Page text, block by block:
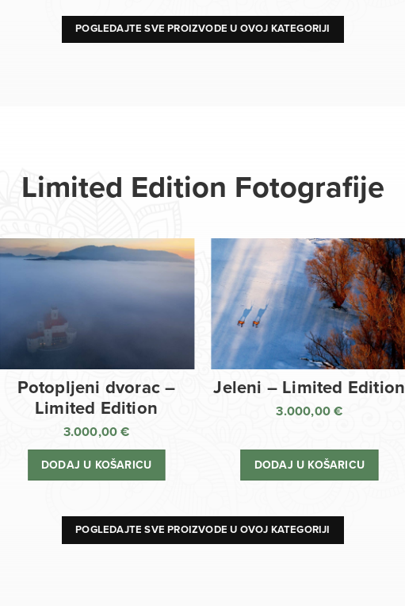
138,00 €
POGLEDAJTE SVE PROIZVODE U OVOJ KATEGORIJI
Limited Edition Fotografije
Potopljeni dvorac –
Limited Edition
3.000,00€
DODAJ U KOŠARICU
Jeleni – Limited Edition
3.000,00€
DODAJ U KOŠARICU
POGLEDAJTE SVE PROIZVODE U OVOJ KATEGORIJI